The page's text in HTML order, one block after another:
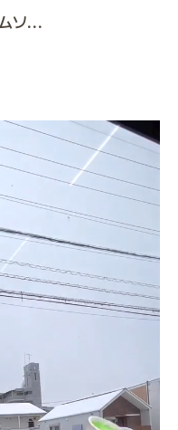
ソ...